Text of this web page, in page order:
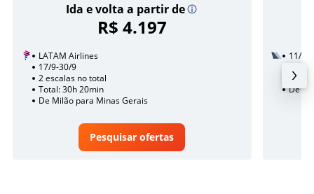
Ida e volta a partir de
R$ 4.197
LATAM Airlines
17/9-30/9
2 escalas no total
Total: 30h 20min
De Milão para Minas Gerais
Pesquisar ofertas
11/11
2
De